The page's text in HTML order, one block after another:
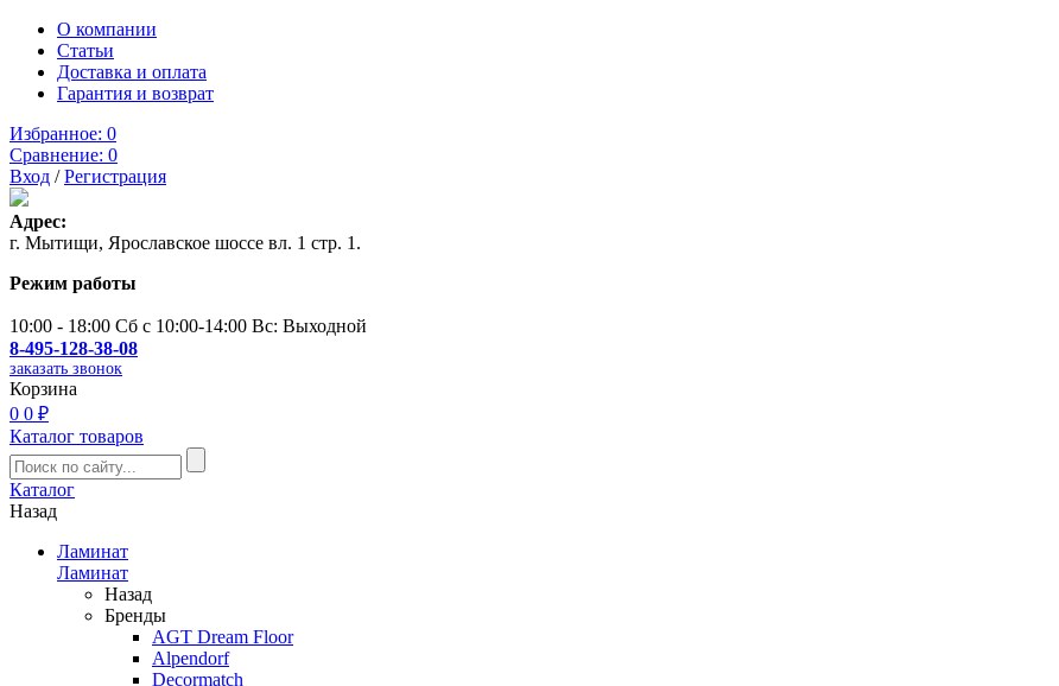
О компании
Статьи
Доставка и оплата
Гарантия и возврат
Избранное: 0
Сравнение: 0
Вход /Регистрация
Адрес:
г. Мытищи, Ярославское шоссе вл. 1 стр. 1.
Режим работы
10:00 - 18:00 Сб с 10:00-14:00 Вс: Выходной
8-495-128-38-08
заказать звонок
Корзина
0 0 ₽
Каталог товаров
Каталог
Назад
Ламинат
Ламинат
Назад
Бренды
AGT Dream Floor
Alpendorf
Decormatch